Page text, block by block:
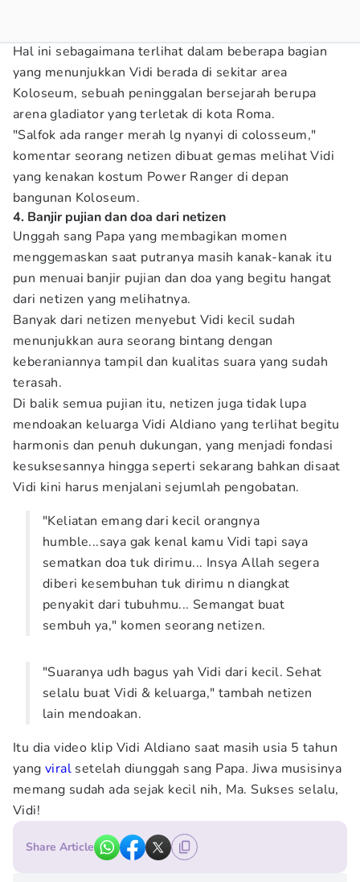
Hal ini sebagaimana terlihat dalam beberapa bagian
yang menunjukkan Vidi berada di sekitar area
Koloseum, sebuah peninggalan bersejarah berupa
arena gladiator yang terletak di kota Roma.
"Salfok ada ranger merah lg nyanyi di colosseum,"
komentar seorang netizen dibuat gemas melihat Vidi
yang kenakan kostum Power Ranger di depan
bangunan Koloseum.
4. Banjir pujian dan doa dari netizen
Unggah sang Papa yang membagikan momen
menggemaskan saat putranya masih kanak-kanak itu
pun menuai banjir pujian dan doa yang begitu hangat
dari netizen yang melihatnya.
Banyak dari netizen menyebut Vidi kecil sudah
menunjukkan aura seorang bintang dengan
keberaniannya tampil dan kualitas suara yang sudah
terasah.
Di balik semua pujian itu, netizen juga tidak lupa
mendoakan keluarga Vidi Aldiano yang terlihat begitu
harmonis dan penuh dukungan, yang menjadi fondasi
kesuksesannya hingga seperti sekarang bahkan disaat
Vidi kini harus menjalani sejumlah pengobatan.
"Keliatan emang dari kecil orangnya
humble...saya gak kenal kamu Vidi tapi saya
sematkan doa tuk dirimu... Insya Allah segera
diberi kesembuhan tuk dirimu n diangkat
penyakit dari tubuhmu... Semangat buat
sembuh ya," komen seorang netizen.
"Suaranya udh bagus yah Vidi dari kecil. Sehat
selalu buat Vidi & keluarga," tambah netizen
lain mendoakan.
Itu dia video klip Vidi Aldiano saat masih usia 5 tahun
yang viral setelah diunggah sang Papa. Jiwa musisinya
memang sudah ada sejak kecil nih, Ma. Sukses selalu,
Vidi!
Share Article